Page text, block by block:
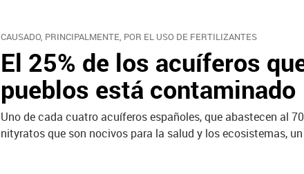
CAUSADO, PRINCIPALMENTE, POR EL USO DE FERTILIZANTES
El 25% de los acuíferos
pueblos está contaminado
Uno de cada cuatro acuíferos españoles, que abastecen al
nityratos que son nocivos para la salud y los ecosistemas,